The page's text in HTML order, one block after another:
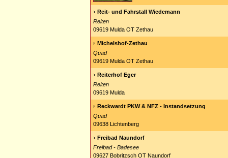
Reit- und Fahrstall Wiedemann
Reiten
09619 Mulda OT Zethau
Michelshof-Zethau
Quad
09619 Mulda OT Zethau
Reiterhof Eger
Reiten
09619 Mulda
Reckwardt PKW & NFZ - Instandsetzung
Quad
09638 Lichtenberg
Freibad Naundorf
Freibad - Badesee
09627 Bobritzsch OT Naundorf